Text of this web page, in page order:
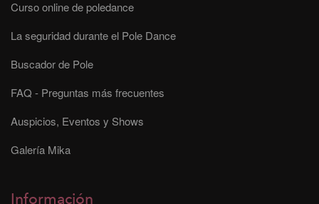
Curso online de poledance
La seguridad durante el Pole Dance
Buscador de Pole
FAQ - Preguntas más frecuentes
Auspicios, Eventos y Shows
Galería Mika
Información